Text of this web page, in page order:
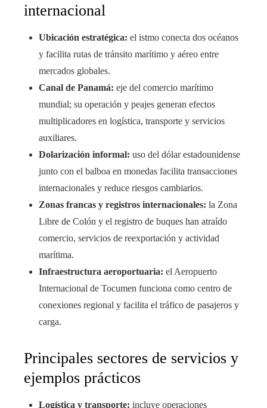
internacional
Ubicación estratégica: el istmo conecta dos océanos
y facilita rutas de tránsito marítimo y aéreo entre
mercados globales.
Canal de Panamá: eje del comercio marítimo
mundial; su operación y peajes generan efectos
multiplicadores en logística, transporte y servicios
auxiliares.
Dolarización informal: uso del dólar estadounidense
junto con el balboa en monedas facilita transacciones
internacionales y reduce riesgos cambiarios.
Zonas francas y registros internacionales: la Zona
Libre de Colón y el registro de buques han atraído
comercio, servicios de reexportación y actividad
marítima.
Infraestructura aeroportuaria: el Aeropuerto
Internacional de Tocumen funciona como centro de
conexiones regional y facilita el tráfico de pasajeros y
carga.
Principales sectores de servicios y
ejemplos prácticos
Logística y transporte: incluye operaciones